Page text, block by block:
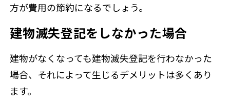
方が費用の節約になるでしょう。
建物滅失登記をしなかった場合
建物がなくなっても建物滅失登記を行わなかった
場合、それによって生じるデメリットは多くあり
ます。